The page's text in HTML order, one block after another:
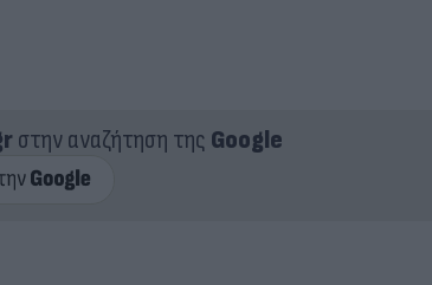
στην αναζήτηση της Google